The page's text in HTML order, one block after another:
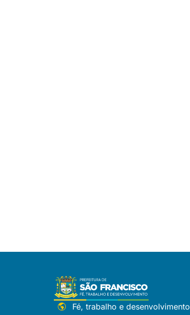
Fé, trabalho e desenvolvimento